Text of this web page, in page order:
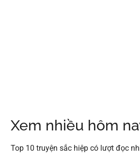
Xem nhiều hôm
Top 10 truyện sắc hiệp có lượt đọc